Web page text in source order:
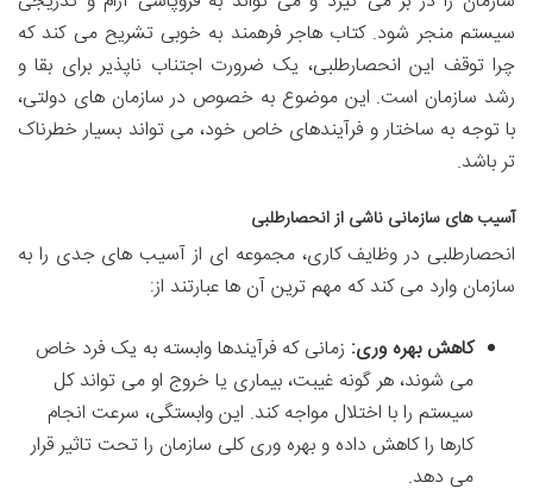
سیستم منجر شود. کتاب هاجر فرهمند به خوبی تشریح می کند که
چرا توقف این انحصارطلبی، یک ضرورت اجتناب ناپذیر برای بقا و
رشد سازمان است. این موضوع به خصوص در سازمان های دولتی،
با توجه به ساختار و فرآیندهای خاص خود، می تواند بسیار خطرناک
تر باشد.
آسیب های سازمانی ناشی از انحصارطلبی
انحصارطلبی در وظایف کاری، مجموعه ای از آسیب های جدی را به
سازمان وارد می کند که مهم ترین آن ها عبارتند از:
کاهش بهره وری: زمانی که فرآیندها وابسته به یک فرد خاص
می شوند، هر گونه غیبت، بیماری یا خروج او می تواند کل
سیستم را با اختلال مواجه کند. این وابستگی، سرعت انجام
کارها را کاهش داده و بهره وری کلی سازمان را تحت تاثیر قرار
می دهد.